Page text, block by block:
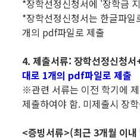
*장학선정신청서에 '장학금
*장학선정신청서는 한글파
개의 pdf파일로 제출
4. 제출서류: 장학선정신청
대로 1개의 pdf파일로 제출
※관련 서류는 이전 학기에
제출하여야 함. 미제출시 장
<증빙서류>(최근 3개월 이